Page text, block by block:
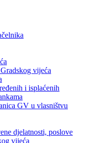
vijeća
i isplaćenih
GV u vlasništvu
djelatnosti, poslove
vijeća